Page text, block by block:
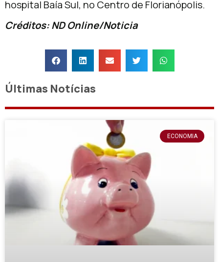
hospital Baía Sul, no Centro de Florianópolis.
Créditos: ND Online/Noticia
Últimas Notícias
ECONOMIA